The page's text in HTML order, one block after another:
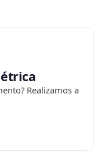
Realizamos a